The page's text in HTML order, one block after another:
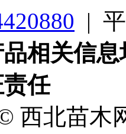
|
相关信
任
西北苗木